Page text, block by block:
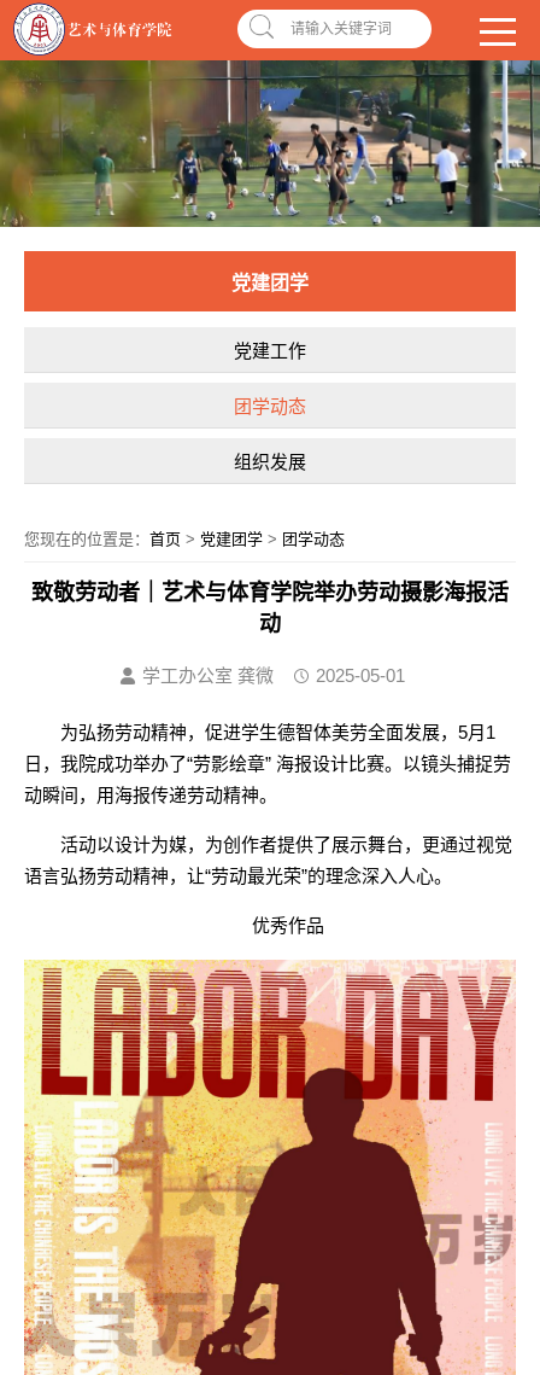
南昌应用技术师范学院，助你圆梦! 学校首页| OA系统 违反师德举报信箱
请输入关键字词
党建团学
党建工作
团学动态
组织发展
您现在的位置是： 首页 > 党建团学 > 团学动态
致敬劳动者｜艺术与体育学院举办劳动摄影海报活
动
学工办公室 龚微 2025-05-01
为弘扬劳动精神，促进学生德智体美劳全面发展，5月1
日，我院成功举办了“劳影绘章” 海报设计比赛。以镜头捕捉劳
动瞬间，用海报传递劳动精神。
活动以设计为媒，为创作者提供了展示舞台，更通过视觉
语言弘扬劳动精神，让“劳动最光荣”的理念深入人心。
优秀作品